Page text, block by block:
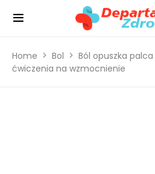
Home Bol
Ból opuszka
ćwiczenia na wzmocnienie